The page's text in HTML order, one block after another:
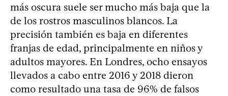
más oscura suele ser mucho más baja que la
de los rostros masculinos blancos. La
precisión también es baja en diferentes
franjas de edad, principalmente en niños y
adultos mayores. En Londres, ocho ensayos
llevados a cabo entre 2016 y 2018 dieron
como resultado una tasa de 96% de falsos